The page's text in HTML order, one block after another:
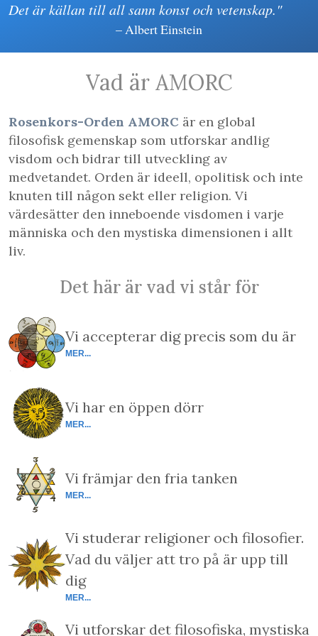
Det är källan till all sann konst och vetenskap."
– Albert Einstein
Vad är AMORC
Rosenkors-Orden AMORC är en global
filosofisk gemenskap som utforskar andlig
visdom och bidrar till utveckling av
medvetandet. Orden är ideell, opolitisk och inte
knuten till någon sekt eller religion. Vi
värdesätter den inneboende visdomen i varje
människa och den mystiska dimensionen i allt
liv.
Det här är vad vi står för
Vi accepterar dig precis som du är
MER...
Vi har en öppen dörr
MER...
Vi främjar den fria tanken
MER...
Vi studerar religioner och filosofier.
Vad du väljer att tro på är upp till
dig
MER...
Vi utforskar det filosofiska, mystiska